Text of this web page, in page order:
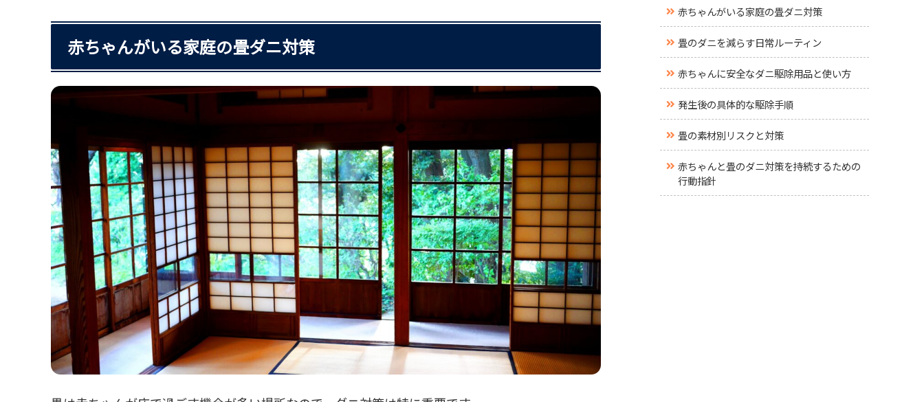
赤ちゃんがいる家庭の畳ダニ対策
赤ちゃんがいる家庭の畳ダニ対策
畳のダニを減らす日常ルーティン
赤ちゃんに安全なダニ駆除用品と使い方
発生後の具体的な駆除手順
畳の素材別リスクと対策
赤ちゃんと畳のダニ対策を持続するための
行動指針